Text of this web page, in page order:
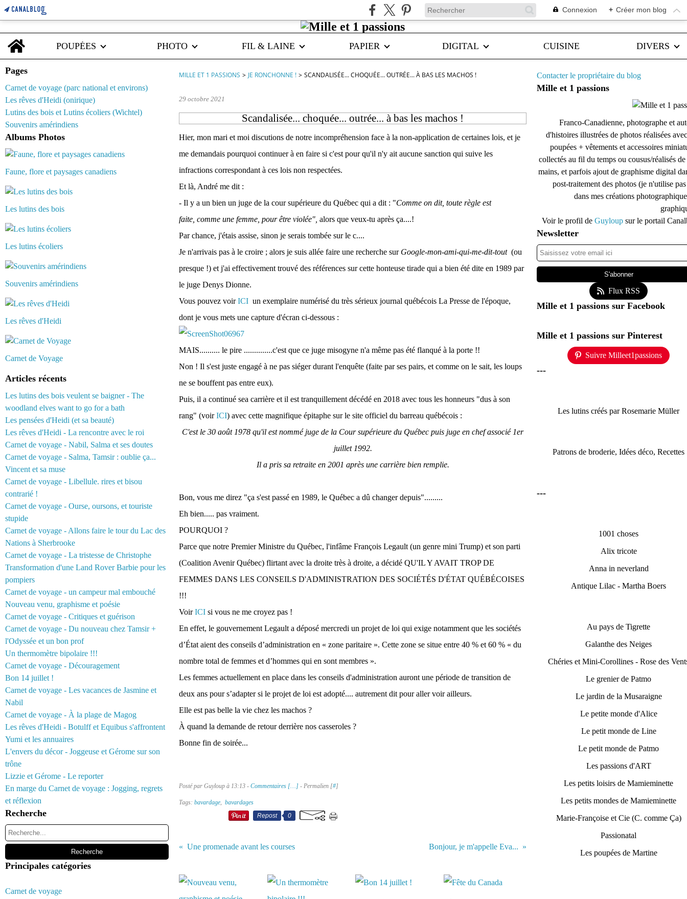
Connexion + Créer mon blog
Home
POUPÉES
PHOTO FIL & LAINE PAPIER DIGITAL CUISINE DIVERS
Pages
Carnet de voyage (parc national et environs)
Les rêves d'Heidi (onirique)
Lutins des bois et Lutins écoliers (Wichtel)
Souvenirs amérindiens
Albums Photos
Faune, flore et paysages canadiens
Les lutins des bois
Les lutins écoliers
Souvenirs amérindiens
Les rêves d'Heidi
Carnet de Voyage
Articles récents
Les lutins des bois veulent se baigner - The
woodland elves want to go for a bath
Les pensées d'Heidi (et sa beauté)
Les rêves d'Heidi - La rencontre avec le roi
Carnet de voyage - Nabil, Salma et ses doutes
Carnet de voyage - Salma, Tamsir : oublie ça...
Vincent et sa muse
Carnet de voyage - Libellule. rires et bisou
contrarié !
Carnet de voyage - Ourse, oursons, et touriste
stupide
Carnet de voyage - Allons faire le tour du Lac des
Nations à Sherbrooke
Carnet de voyage - La tristesse de Christophe
Transformation d'une Land Rover Barbie pour les
pompiers
Carnet de voyage - un campeur mal embouché
Nouveau venu, graphisme et poésie
Carnet de voyage - Critiques et guérison
Carnet de voyage - Du nouveau chez Tamsir +
l'Odyssée et un bon prof
Un thermomètre bipolaire !!!
Carnet de voyage - Découragement
Bon 14 juillet !
Carnet de voyage - Les vacances de Jasmine et
Nabil
Carnet de voyage - À la plage de Magog
Les rêves d'Heidi - Botulff et Equibus s'affrontent
Yumi et les annuaires
L'envers du décor - Joggeuse et Gérome sur son
trône
Lizzie et Gérome - Le reporter
En marge du Carnet de voyage : Jogging, regrets
et réflexion
Recherche
Principales catégories
Carnet de voyage
MILLE ET 1 PASSIONS > JE RONCHONNE ! > SCANDALISÉE... CHOQUÉE... OUTRÉE... À BAS LES MACHOS !
29 octobre 2021
Scandalisée... choquée... outrée... à bas les machos !
Hier, mon mari et moi discutions de notre incompréhension face à la non-application de certaines lois, et je
me demandais pourquoi continuer à en faire si c'est pour qu'il n'y ait aucune sanction qui suive les
infractions correspondant à ces lois non respectées.
Et là, André me dit :
- Il y a un bien un juge de la cour supérieure du Québec qui a dit : "Comme on dit, toute règle est
faite, comme une femme, pour être violée", alors que veux-tu après ça....!
Par chance, j'étais assise, sinon je serais tombée sur le c....
Je n'arrivais pas à le croire ; alors je suis allée faire une recherche sur Google-mon-ami-qui-me-dit-tout(ou
presque !) et j'ai effectivement trouvé des références sur cette honteuse tirade qui a bien été dite en 1989 par
le juge Denys Dionne.
Vous pouvez voirICI un exemplaire numérisé du très sérieux journal québécois La Presse de l'époque,
dont je vous mets une capture d'écran ci-dessous :
MAIS.......... le pire ..............c'est que ce juge misogyne n'a même pas été flanqué à la porte !!
Non ! Il s'est juste engagé à ne pas siéger durant l'enquête (faite par ses pairs, et comme on le sait, les loups
ne se bouffent pas entre eux).
Puis, il a continué sea carrière et il est tranquillement décédé en 2018 avec tous les honneurs "dus à son
rang" (voirICI) avec cette magnifique épitaphe sur le site officiel du barreau québécois :
C'est le 30 août 1978 qu'il est nommé juge de la Cour supérieure du Québec puis juge en chef associé 1er
juillet 1992.
Il a pris sa retraite en 2001 après une carrière bien remplie.
Bon, vous me direz "ça s'est passé en 1989, le Québec a dû changer depuis".........
Eh bien..... pas vraiment.
POURQUOI ?
Parce que notre Premier Ministre du Québec, l'infâme François Legault (un genre mini Trump) et son parti
(Coalition Avenir Québec) flirtant avec la droite très à droite, a décidé QU'IL Y AVAIT TROP DE
FEMMES DANS LES CONSEILS D'ADMINISTRATION DES SOCIÉTÉS D'ÉTAT QUÉBÉCOISES
!!!
VoirICI si vous ne me croyez pas !
En effet, le gouvernement Legault a déposé mercredi un projet de loi qui exige notamment que les sociétés
d’État aient des conseils d’administration en « zone paritaire ». Cette zone se situe entre 40 % et 60 % « du
nombre total de femmes et d’hommes qui en sont membres ».
Les femmes actuellement en place dans les conseils d'administration auront une période de transition de
deux ans pour s’adapter si le projet de loi est adopté.... autrement dit pour aller voir ailleurs.
Elle est pas belle la vie chez les machos ?
À quand la demande de retour derrière nos casseroles ?
Bonne fin de soirée...
Posté par Guyloup à 13:13 - Commentaires […] - Permalien [#]
Tags: bavardage, bavardages
Repost
0
Une promenade avant les courses Bonjour, je m'appelle Eva...
Contacter le propriétaire du blog
Mille et 1 passions
Franco-Canadienne, photographe et
d'histoires illustrées de photos réalisées
poupées + vêtements et accessoires
collectés au fil du temps ou cousus/réalisés de
mains, et parfois ajout de graphisme digital
post-traitement des photos (je n'utilise
dans mes créations
Voir le profil de Guyloup sur le portail
Newsletter
Flux RSS
Mille et 1 passions sur Facebook
Mille et 1 passions sur Pinterest
Suivre Milleet1passions
---
Les lutins créés par Rosemarie Müller
Patrons de broderie, Idées déco, Recettes
---
1001 choses
Alix tricote
Anna in neverland
Antique Lilac - Martha Boers
Au pays de Tigrette
Galanthe des Neiges
Chéries et Mini-Corollines - Rose des
Le grenier de Patmo
Le jardin de la Musaraigne
Le petite monde d'Alice
Le petit monde de Line
Le petit monde de Patmo
Les passions d'ART
Les petits loisirs de Mamieminette
Les petits mondes de Mamieminette
Marie-Françoise et Cie (C. comme Ça)
Passionatal
Les poupées de Martine